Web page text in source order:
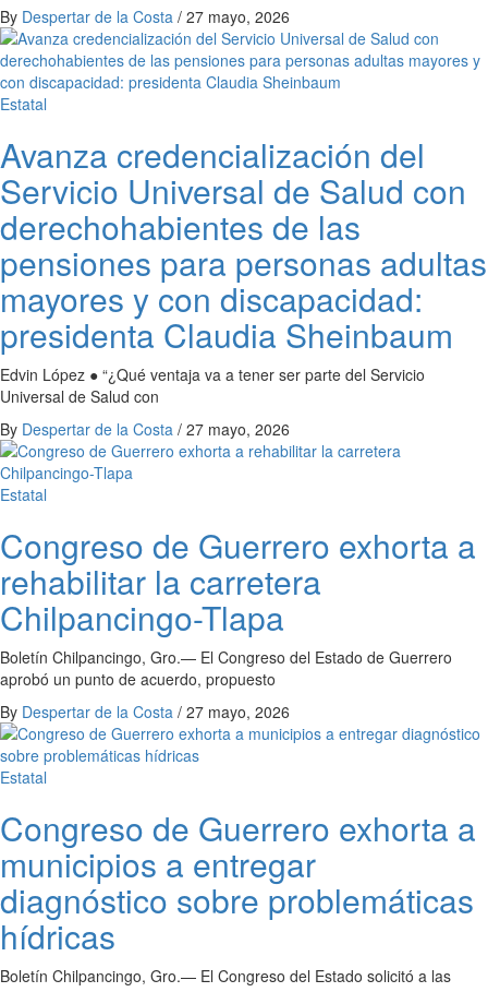
By Despertar de la Costa / 27 mayo, 2026
Estatal
Avanza credencialización del
Servicio Universal de Salud con
derechohabientes de las
pensiones para personas adultas
mayores y con discapacidad:
presidenta Claudia Sheinbaum
Edvin López ● “¿Qué ventaja va a tener ser parte del Servicio
Universal de Salud con
By Despertar de la Costa / 27 mayo, 2026
Estatal
Congreso de Guerrero exhorta a
rehabilitar la carretera
Chilpancingo-Tlapa
Boletín Chilpancingo, Gro.— El Congreso del Estado de Guerrero
aprobó un punto de acuerdo, propuesto
By Despertar de la Costa / 27 mayo, 2026
Estatal
Congreso de Guerrero exhorta a
municipios a entregar
diagnóstico sobre problemáticas
hídricas
Boletín ​Chilpancingo, Gro.— El Congreso del Estado solicitó a las